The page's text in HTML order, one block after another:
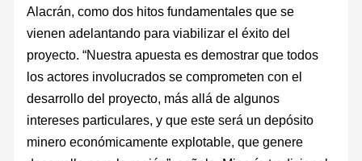
Alacrán, como dos hitos fundamentales que se
vienen adelantando para viabilizar el éxito del
proyecto. “Nuestra apuesta es demostrar que todos
los actores involucrados se comprometen con el
desarrollo del proyecto, más allá de algunos
intereses particulares, y que este será un depósito
minero económicamente explotable, que genere